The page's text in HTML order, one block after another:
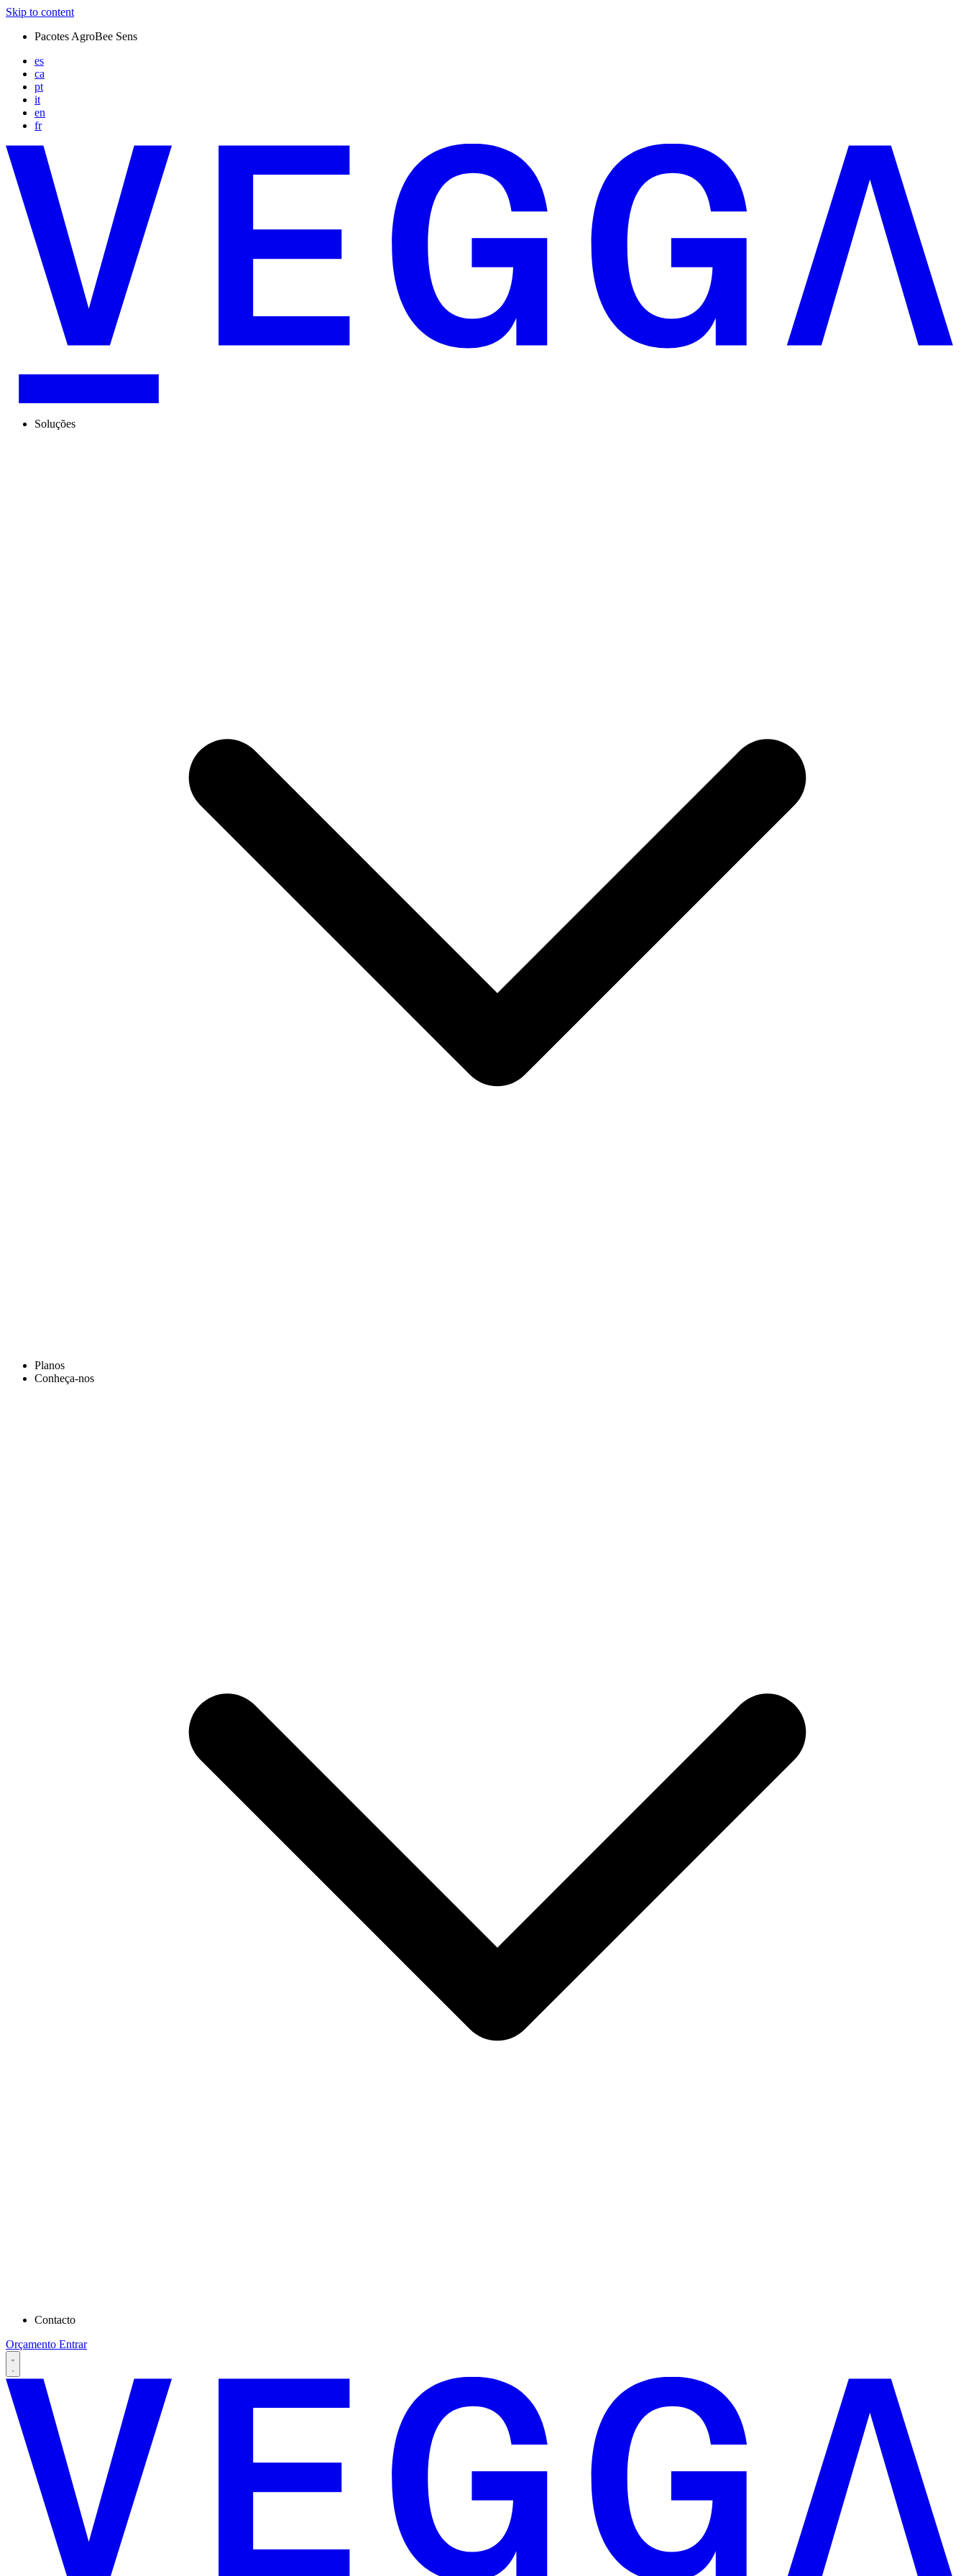
Skip to content
Pacotes AgroBee Sens
es
ca
pt
it
en
fr
Soluções
Planos
Conheça-nos
Contacto
Orçamento Entrar